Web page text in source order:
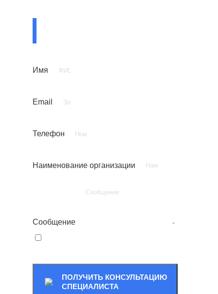
Имя
Email
Телефон
Наименование организации
Сообщение
ПОЛУЧИТЬ КОНСУЛЬТАЦИЮ
СПЕЦИАЛИСТА